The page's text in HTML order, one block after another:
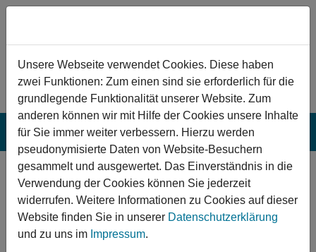
Zum Hauptinhalt springen
Groß-Gerau:
Sanierung des
Freibades
Unsere Webseite verwendet Cookies. Diese haben
zwei Funktionen: Zum einen sind sie erforderlich für die
grundlegende Funktionalität unserer Website. Zum
anderen können wir mit Hilfe der Cookies unsere Inhalte
für Sie immer weiter verbessern. Hierzu werden
pseudonymisierte Daten von Website-Besuchern
gesammelt und ausgewertet. Das Einverständnis in die
Verwendung der Cookies können Sie jederzeit
widerrufen. Weitere Informationen zu Cookies auf dieser
Website finden Sie in unserer Datenschutzerklärung
und zu uns im Impressum.